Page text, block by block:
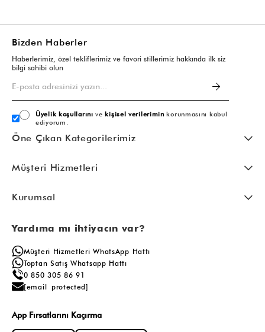
Bizden Haberler
Haberlerimiz, özel tekliflerimiz ve favori stillerimiz hakkında ilk siz
bilgi sahibi olun
Üyelik koşullarını vekişisel verileriminkorunmasını kabul
ediyorum.
Öne Çıkan Kategorilerimiz
Müşteri Hizmetleri
Kurumsal
Yardıma mı ihtiyacın var?
Müşteri Hizmetleri WhatsApp Hattı
Toptan Satış Whatsapp Hattı
0 850 305 86 91
[email protected]
App Fırsatlarını Kaçırma